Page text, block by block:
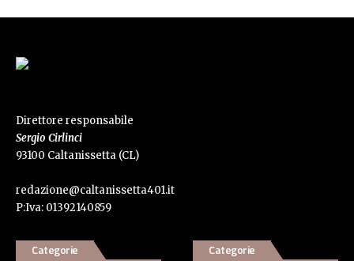
Direttore responsabile
Sergio Cirlinci
93100 Caltanissetta (CL)
redazione@caltanissetta401.it
P:Iva: 01392140859
Categorie Categorie